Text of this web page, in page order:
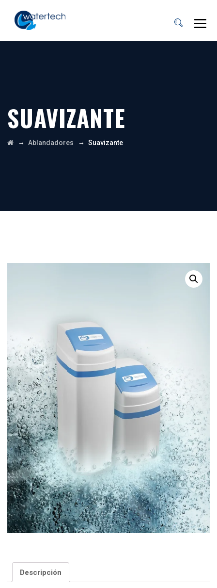
SUAVIZANTE
→ Ablandadores → Suavizante
Descripción